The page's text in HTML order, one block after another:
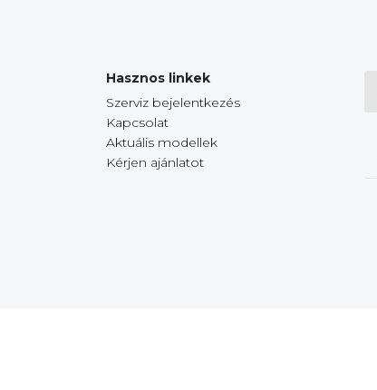
Hasznos linkek
Szerviz bejelentkezés
Kapcsolat
Aktuális modellek
Kérjen ajánlatot